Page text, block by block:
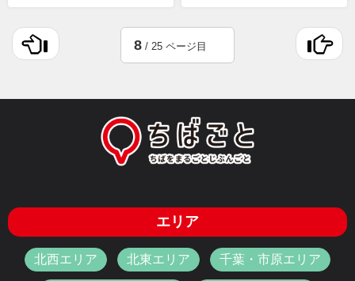
8 / 25 ページ目
エリア
北西エリア 北東エリア 千葉・市原エリア